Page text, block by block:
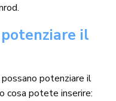
il
potenziare il
cosa potete inserire: